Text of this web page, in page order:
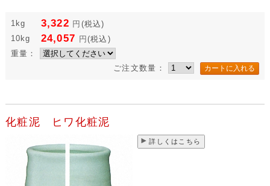
1kg 3,322 円 (税込)
10kg
24,057 円(税込)
重量：
ご注文数量：
化粧泥 ヒワ化粧泥
詳しくはこちら